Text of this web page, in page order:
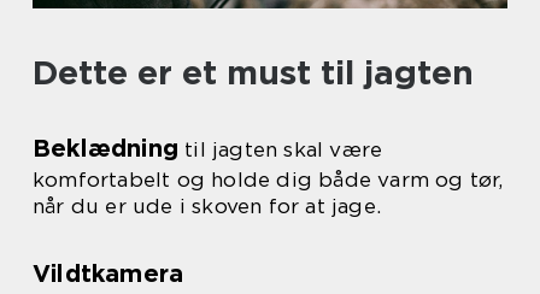
Dette er et must til jagten
Beklædning til jagten skal være
komfortabelt og holde dig både varm og tør,
når du er ude i skoven for at jage.
Vildtkamera